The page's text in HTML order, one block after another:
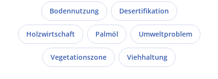
Bodennutzung Desertifikation
Holzwirtschaft Palmöl Umweltproblem
Vegetationszone Viehhaltung